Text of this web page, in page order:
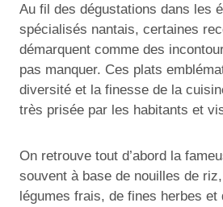
Au fil des dégustations dans les
spécialisés nantais, certaines
démarquent comme des
pas manquer. Ces plats
diversité et la finesse de la
très prisée par les habitants et
On retrouve tout d’abord la
souvent à base de nouilles de
légumes frais, de fines herbes et